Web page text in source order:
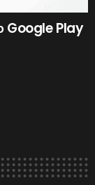
Google Play